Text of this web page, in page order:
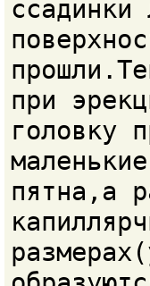
ссадинки
при
головку
пятна,а